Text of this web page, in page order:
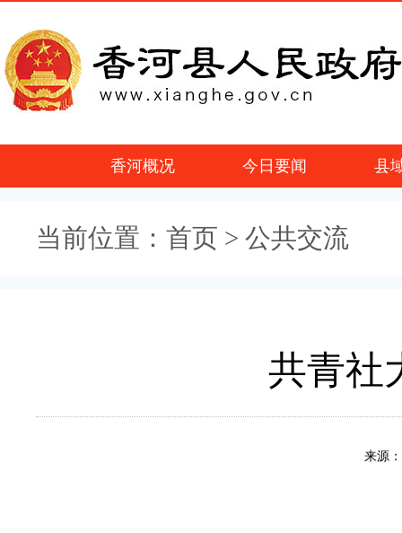
香河概况 今日要闻 县
当前位置： 首页 > 公共交流
共青社
来源